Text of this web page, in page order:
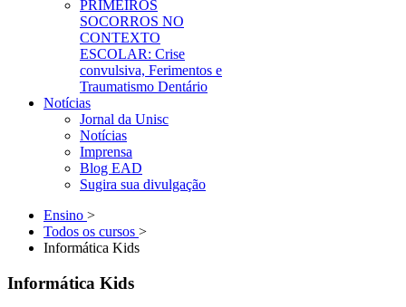
PRIMEIROS
SOCORROS NO
CONTEXTO
ESCOLAR: Crise
convulsiva, Ferimentos e
Traumatismo Dentário
Notícias
Jornal da Unisc
Notícias
Imprensa
Blog EAD
Sugira sua divulgação
Ensino >
Todos os cursos >
Informática Kids
Informática Kids